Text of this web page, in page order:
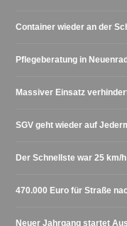
Container wieder an der
Pflegeberatung in
Massiver Einsatz
SGV geht wieder auf
Der Schnellste war 25 km/
470.000 Euro für Straße
Neuer Jahrgang startet